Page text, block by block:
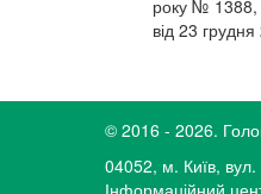
року № 1388,
від 23
© 2016 - 2026.
04052, м. Київ, вул.
Інформаційний